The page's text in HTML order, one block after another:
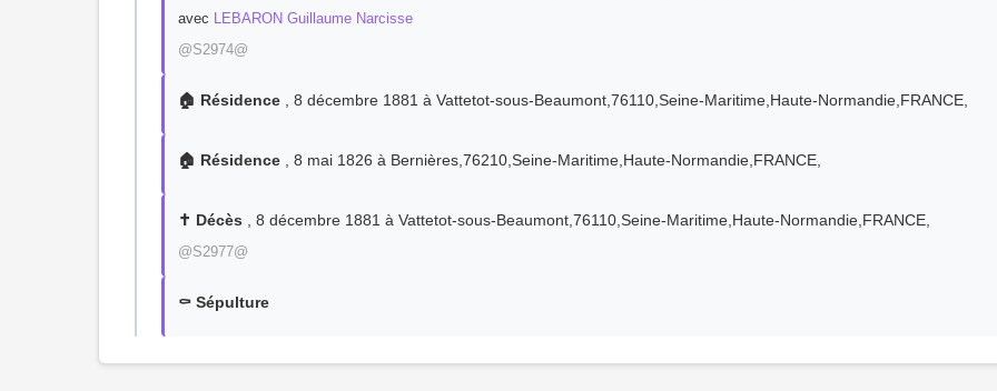
avec LEBARON Guillaume Narcisse
@S2974@
🏠 Résidence , 8 décembre 1881 à Vattetot-sous-Beaumont,76110,Seine-Maritime,Haute-Normandie,FRANCE,
🏠 Résidence , 8 mai 1826 à Bernières,76210,Seine-Maritime,Haute-Normandie,FRANCE,
✝️ Décès , 8 décembre 1881 à Vattetot-sous-Beaumont,76110,Seine-Maritime,Haute-Normandie,FRANCE,
@S2977@
⚰️ Sépulture